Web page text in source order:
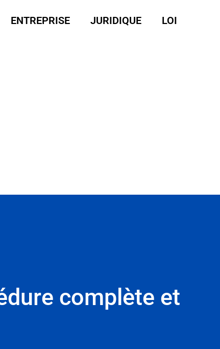
ENTREPRISE JURIDIQUE LOI
complète et